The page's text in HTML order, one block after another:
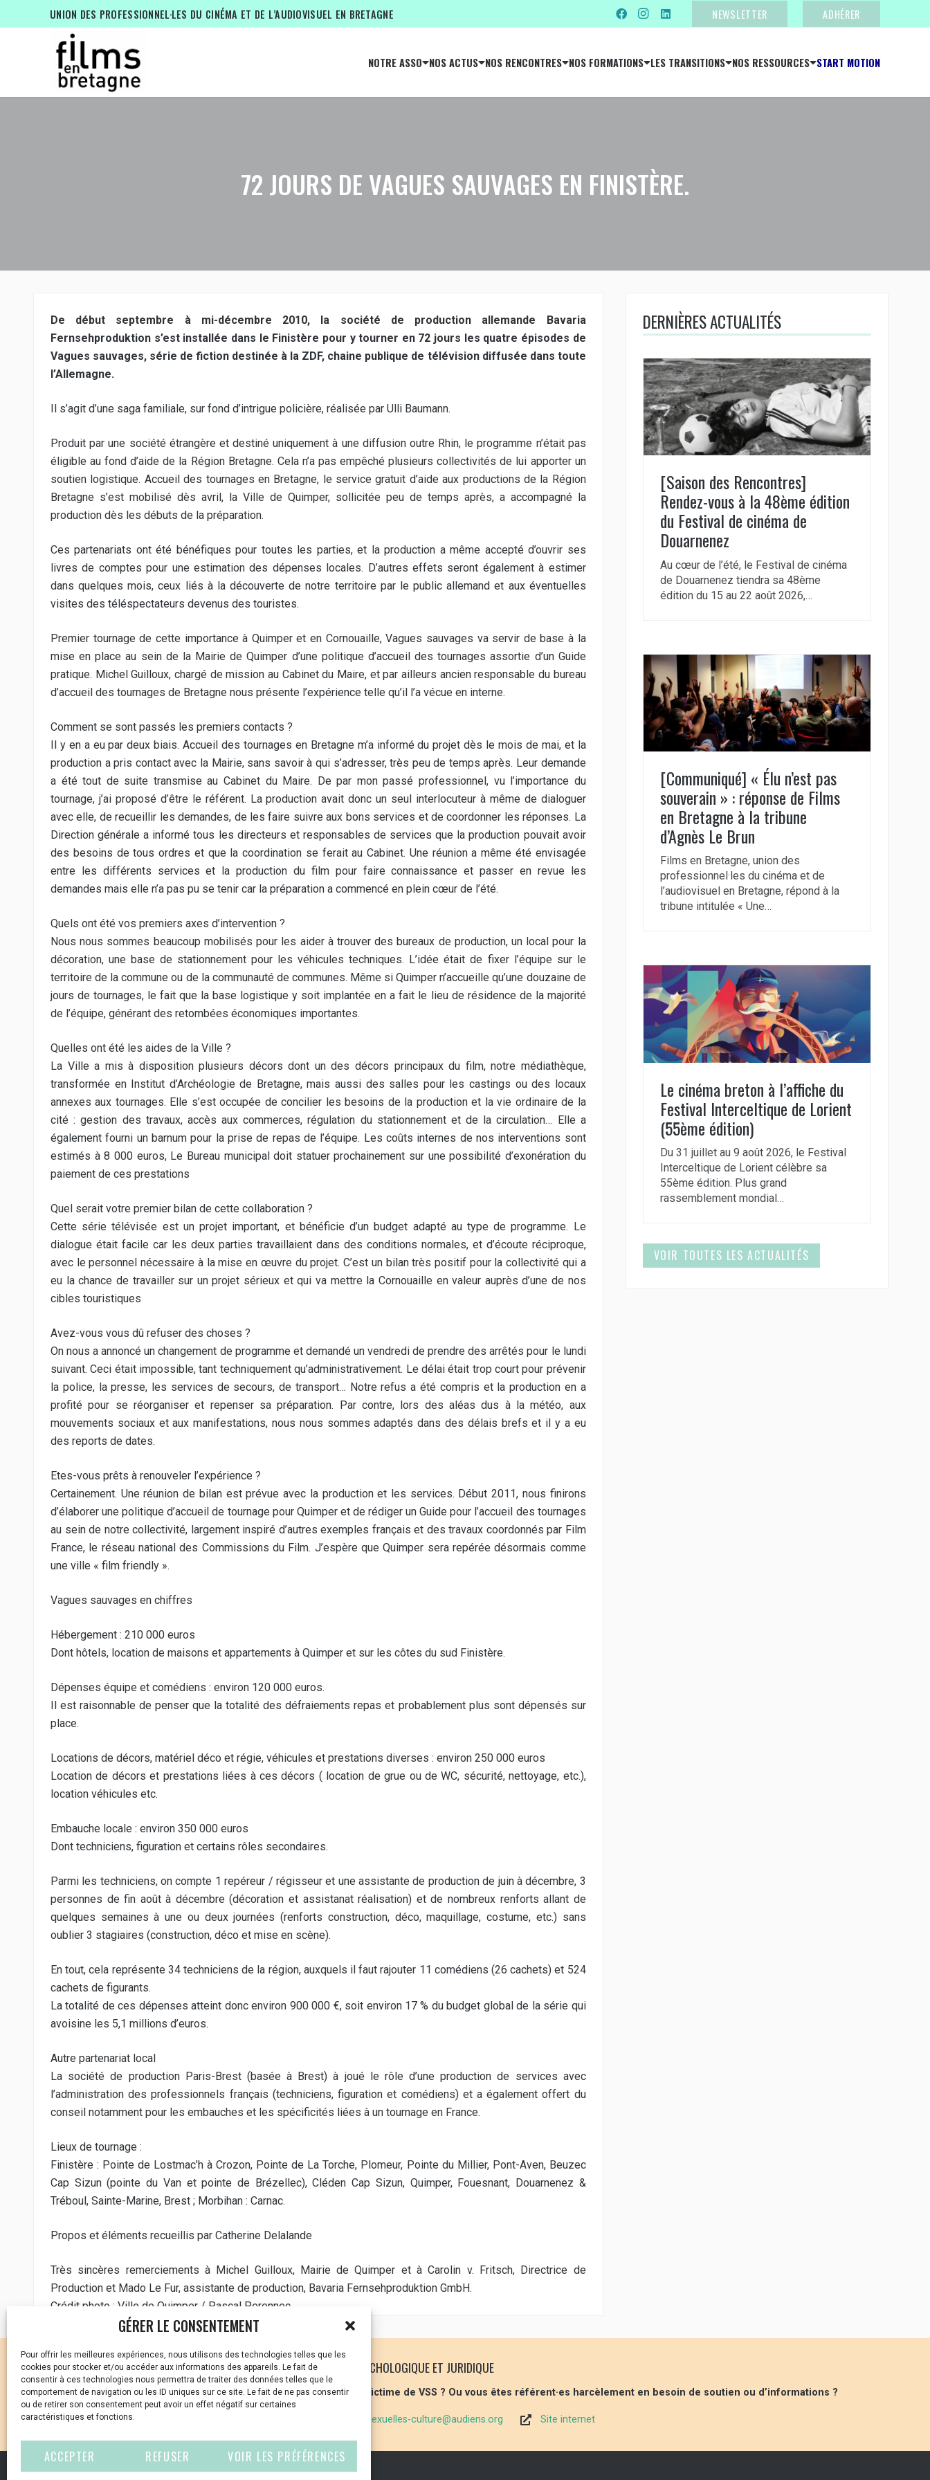
GÉRER LE CONSENTEMENT
Pour offrir les meilleures expériences, nous utilisons des technologies telles que les
cookies pour stocker et/ou accéder aux informations des appareils. Le fait de
consentir à ces technologies nous permettra de traiter des données telles que le
comportement de navigation ou les ID uniques sur ce site. Le fait de ne pas consentir
ou de retirer son consentement peut avoir un effet négatif sur certaines
caractéristiques et fonctions.
ACCEPTER REFUSER VOIR LES PRÉFÉRENCES
UNION DES PROFESSIONNEL·LES DU CINÉMA ET DE L’AUDIOVISUEL EN BRETAGNE NEWSLETTER ADHÉRER
NOTRE ASSO NOS ACTUS NOS RENCONTRES NOS FORMATIONS LES TRANSITIONS NOS RESSOURCES START MOTION
72 JOURS DE VAGUES SAUVAGES EN FINISTÈRE.
De début septembre à mi-décembre 2010, la société de production allemande Bavaria
Fernsehproduktion s’est installée dans le Finistère pour y tourner en 72 jours les quatre épisodes de
Vagues sauvages, série de fiction destinée à la ZDF, chaine publique de télévision diffusée dans toute
l’Allemagne.
Il s’agit d’une saga familiale, sur fond d’intrigue policière, réalisée par Ulli Baumann.
Produit par une société étrangère et destiné uniquement à une diffusion outre Rhin, le programme n’était pas
éligible au fond d’aide de la Région Bretagne. Cela n’a pas empêché plusieurs collectivités de lui apporter un
soutien logistique. Accueil des tournages en Bretagne, le service gratuit d’aide aux productions de la Région
Bretagne s’est mobilisé dès avril, la Ville de Quimper, sollicitée peu de temps après, a accompagné la
production dès les débuts de la préparation.
Ces partenariats ont été bénéfiques pour toutes les parties, et la production a même accepté d’ouvrir ses
livres de comptes pour une estimation des dépenses locales. D’autres effets seront également à estimer
dans quelques mois, ceux liés à la découverte de notre territoire par le public allemand et aux éventuelles
visites des téléspectateurs devenus des touristes.
Premier tournage de cette importance à Quimper et en Cornouaille, Vagues sauvages va servir de base à la
mise en place au sein de la Mairie de Quimper d’une politique d’accueil des tournages assortie d’un Guide
pratique. Michel Guilloux, chargé de mission au Cabinet du Maire, et par ailleurs ancien responsable du bureau
d’accueil des tournages de Bretagne nous présente l’expérience telle qu’il l’a vécue en interne.
Comment se sont passés les premiers contacts ?
Il y en a eu par deux biais. Accueil des tournages en Bretagne m’a informé du projet dès le mois de mai, et la
production a pris contact avec la Mairie, sans savoir à qui s’adresser, très peu de temps après. Leur demande
a été tout de suite transmise au Cabinet du Maire. De par mon passé professionnel, vu l’importance du
tournage, j’ai proposé d’être le référent. La production avait donc un seul interlocuteur à même de dialoguer
avec elle, de recueillir les demandes, de les faire suivre aux bons services et de coordonner les réponses. La
Direction générale a informé tous les directeurs et responsables de services que la production pouvait avoir
des besoins de tous ordres et que la coordination se ferait au Cabinet. Une réunion a même été envisagée
entre les différents services et la production du film pour faire connaissance et passer en revue les
demandes mais elle n’a pas pu se tenir car la préparation a commencé en plein cœur de l’été.
Quels ont été vos premiers axes d’intervention ?
Nous nous sommes beaucoup mobilisés pour les aider à trouver des bureaux de production, un local pour la
décoration, une base de stationnement pour les véhicules techniques. L’idée était de fixer l’équipe sur le
territoire de la commune ou de la communauté de communes. Même si Quimper n’accueille qu’une douzaine de
jours de tournages, le fait que la base logistique y soit implantée en a fait le lieu de résidence de la majorité
de l’équipe, générant des retombées économiques importantes.
Quelles ont été les aides de la Ville ?
La Ville a mis à disposition plusieurs décors dont un des décors principaux du film, notre médiathèque,
transformée en Institut d’Archéologie de Bretagne, mais aussi des salles pour les castings ou des locaux
annexes aux tournages. Elle s’est occupée de concilier les besoins de la production et la vie ordinaire de la
cité : gestion des travaux, accès aux commerces, régulation du stationnement et de la circulation… Elle a
également fourni un barnum pour la prise de repas de l’équipe. Les coûts internes de nos interventions sont
estimés à 8 000 euros, Le Bureau municipal doit statuer prochainement sur une possibilité d’exonération du
paiement de ces prestations
Quel serait votre premier bilan de cette collaboration ?
Cette série télévisée est un projet important, et bénéficie d’un budget adapté au type de programme. Le
dialogue était facile car les deux parties travaillaient dans des conditions normales, et d’écoute réciproque,
avec le personnel nécessaire à la mise en œuvre du projet. C’est un bilan très positif pour la collectivité qui a
eu la chance de travailler sur un projet sérieux et qui va mettre la Cornouaille en valeur auprès d’une de nos
cibles touristiques
Avez-vous vous dû refuser des choses ?
On nous a annoncé un changement de programme et demandé un vendredi de prendre des arrêtés pour le lundi
suivant. Ceci était impossible, tant techniquement qu’administrativement. Le délai était trop court pour prévenir
la police, la presse, les services de secours, de transport… Notre refus a été compris et la production en a
profité pour se réorganiser et repenser sa préparation. Par contre, lors des aléas dus à la météo, aux
mouvements sociaux et aux manifestations, nous nous sommes adaptés dans des délais brefs et il y a eu
des reports de dates.
Etes-vous prêts à renouveler l’expérience ?
Certainement. Une réunion de bilan est prévue avec la production et les services. Début 2011, nous finirons
d’élaborer une politique d’accueil de tournage pour Quimper et de rédiger un Guide pour l’accueil des tournages
au sein de notre collectivité, largement inspiré d’autres exemples français et des travaux coordonnés par Film
France, le réseau national des Commissions du Film. J’espère que Quimper sera repérée désormais comme
une ville « film friendly ».
Vagues sauvages en chiffres
Hébergement : 210 000 euros
Dont hôtels, location de maisons et appartements à Quimper et sur les côtes du sud Finistère.
Dépenses équipe et comédiens : environ 120 000 euros.
Il est raisonnable de penser que la totalité des défraiements repas et probablement plus sont dépensés sur
place.
Locations de décors, matériel déco et régie, véhicules et prestations diverses : environ 250 000 euros
Location de décors et prestations liées à ces décors ( location de grue ou de WC, sécurité, nettoyage, etc.),
location véhicules etc.
Embauche locale : environ 350 000 euros
Dont techniciens, figuration et certains rôles secondaires.
Parmi les techniciens, on compte 1 repéreur / régisseur et une assistante de production de juin à décembre, 3
personnes de fin août à décembre (décoration et assistanat réalisation) et de nombreux renforts allant de
quelques semaines à une ou deux journées (renforts construction, déco, maquillage, costume, etc.) sans
oublier 3 stagiaires (construction, déco et mise en scène).
En tout, cela représente 34 techniciens de la région, auxquels il faut rajouter 11 comédiens (26 cachets) et 524
cachets de figurants.
La totalité de ces dépenses atteint donc environ 900 000 €, soit environ 17 % du budget global de la série qui
avoisine les 5,1 millions d’euros.
Autre partenariat local
La société de production Paris-Brest (basée à Brest) à joué le rôle d’une production de services avec
l’administration des professionnels français (techniciens, figuration et comédiens) et a également offert du
conseil notamment pour les embauches et les spécificités liées à un tournage en France.
Lieux de tournage :
Finistère : Pointe de Lostmac’h à Crozon, Pointe de La Torche, Plomeur, Pointe du Millier, Pont-Aven, Beuzec
Cap Sizun (pointe du Van et pointe de Brézellec), Cléden Cap Sizun, Quimper, Fouesnant, Douarnenez &
Tréboul, Sainte-Marine, Brest ; Morbihan : Carnac.
Propos et éléments recueillis par Catherine Delalande
Très sincères remerciements à Michel Guilloux, Mairie de Quimper et à Carolin v. Fritsch, Directrice de
Production et Mado Le Fur, assistante de production, Bavaria Fernsehproduktion GmbH.
Crédit photo : Ville de Quimper / Pascal Perennec.
DERNIÈRES ACTUALITÉS
[Saison des Rencontres]
Rendez-vous à la 48ème édition
du Festival de cinéma de
Douarnenez
Au cœur de l’été, le Festival de cinéma
de Douarnenez tiendra sa 48ème
édition du 15 au 22 août 2026,…
[Communiqué] « Élu n’est pas
souverain » : réponse de Films
en Bretagne à la tribune
d’Agnès Le Brun
Films en Bretagne, union des
professionnel·les du cinéma et de
l’audiovisuel en Bretagne, répond à la
tribune intitulée « Une…
Le cinéma breton à l’affiche du
Festival Interceltique de Lorient
(55ème édition)
Du 31 juillet au 9 août 2026, le Festival
Interceltique de Lorient célèbre sa
55ème édition. Plus grand
rassemblement mondial…
VOIR TOUTES LES ACTUALITÉS
CELLULE D’ÉCOUTE ET DE SOUTIEN PSYCHOLOGIQUE ET JURIDIQUE
Vous avez été témoin ou vous êtes victime de VSS ? Ou vous êtes référent·es harcèlement en besoin de soutien ou d’informations ?
violences-sexuelles-culture@audiens.org Site internet